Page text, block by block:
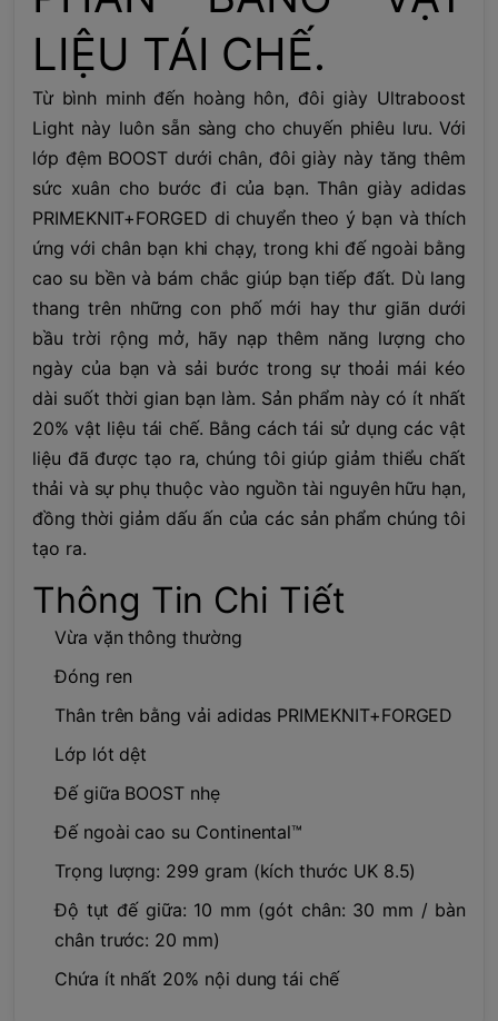
LIỆU TÁI CHẾ.
Từ bình minh đến hoàng hôn, đôi giày Ultraboost
Light này luôn sẵn sàng cho chuyến phiêu lưu. Với
lớp đệm BOOST dưới chân, đôi giày này tăng thêm
sức xuân cho bước đi của bạn. Thân giày adidas
PRIMEKNIT+FORGED di chuyển theo ý bạn và thích
ứng với chân bạn khi chạy, trong khi đế ngoài bằng
cao su bền và bám chắc giúp bạn tiếp đất. Dù lang
thang trên những con phố mới hay thư giãn dưới
bầu trời rộng mở, hãy nạp thêm năng lượng cho
ngày của bạn và sải bước trong sự thoải mái kéo
dài suốt thời gian bạn làm. Sản phẩm này có ít nhất
20% vật liệu tái chế. Bằng cách tái sử dụng các vật
liệu đã được tạo ra, chúng tôi giúp giảm thiểu chất
thải và sự phụ thuộc vào nguồn tài nguyên hữu hạn,
đồng thời giảm dấu ấn của các sản phẩm chúng tôi
tạo ra.
Thông Tin Chi Tiết
Vừa vặn thông thường
Đóng ren
Thân trên bằng vải adidas PRIMEKNIT+FORGED
Lớp lót dệt
Đế giữa BOOST nhẹ
Đế ngoài cao su Continental™
Trọng lượng: 299 gram (kích thước UK 8.5)
Độ tụt đế giữa: 10 mm (gót chân: 30 mm / bàn
chân trước: 20 mm)
Chứa ít nhất 20% nội dung tái chế